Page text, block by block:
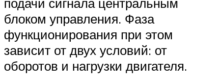
блоком управления. Фаза
функционирования при этом
зависит от двух условий: от
оборотов и нагрузки двигателя.